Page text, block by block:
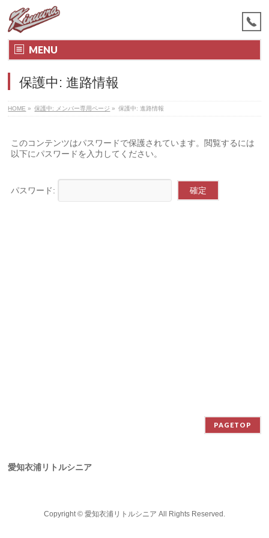
MENU
保護中: 進路情報
HOME » 保護中: メンバー専用ページ » 保護中: 進路情報
このコンテンツはパスワードで保護されています。閲覧するには
以下にパスワードを入力してください。
パスワード:
PAGETOP
愛知衣浦リトルシニア
Copyright © 愛知衣浦リトルシニア All Rights Reserved.